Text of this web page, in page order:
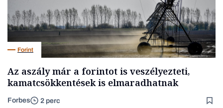
Forint
Az aszály már a forintot is veszélyezteti,
kamatcsökkentések is elmaradhatnak
Forbes 2 perc